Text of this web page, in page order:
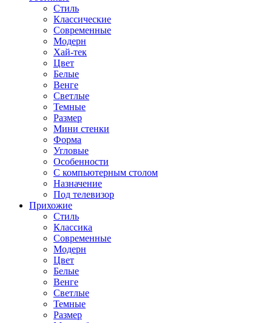
Стиль
Классические
Современные
Модерн
Хай-тек
Цвет
Белые
Венге
Светлые
Темные
Размер
Мини стенки
Форма
Угловые
Особенности
С компьютерным столом
Назначение
Под телевизор
Прихожие
Стиль
Классика
Современные
Модерн
Цвет
Белые
Венге
Светлые
Темные
Размер